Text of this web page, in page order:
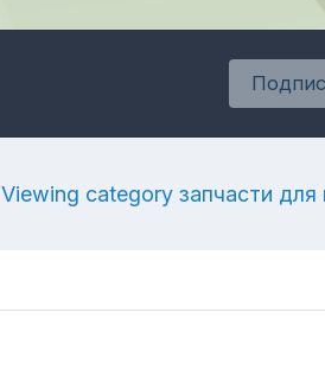
Viewing category запчасти для